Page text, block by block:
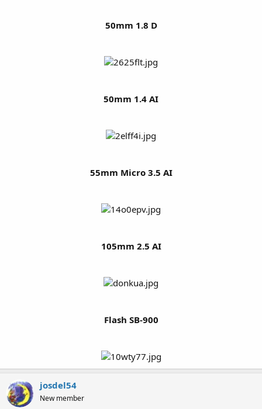
50mm 1.8 D
50mm 1.4 AI
55mm Micro 3.5 AI
105mm 2.5 AI
Flash SB-900
josdel54
New member